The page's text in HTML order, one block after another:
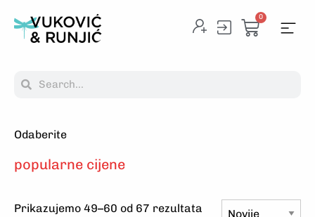
0
Odaberite
popularne cijene
Prikazujemo 49–60 od 67 rezultata